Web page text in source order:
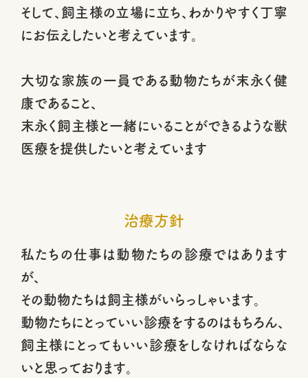
そして、飼主様の立場に立ち、わかりやすく丁寧
にお伝えしたいと考えています。
大切な家族の一員である動物たちが末永く健
康であること、
末永く飼主様と一緒にいることができるような獣
医療を提供したいと考えています
治療方針
私たちの仕事は動物たちの診療ではあります
が、
その動物たちは飼主様がいらっしゃいます。
動物たちにとっていい診療をするのはもちろん、
飼主様にとってもいい診療をしなければならな
いと思っております。